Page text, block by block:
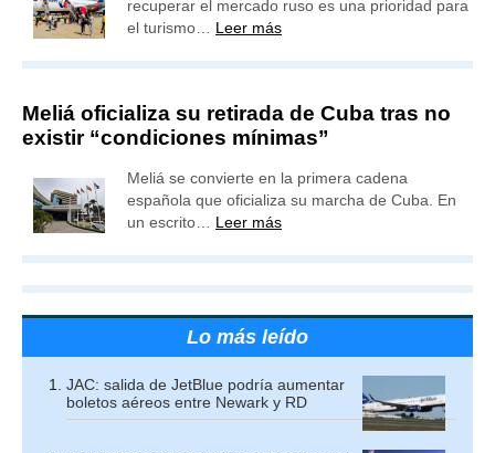
recuperar el mercado ruso es una prioridad para
el turismo… Leer más
Meliá oficializa su retirada de Cuba tras no
existir “condiciones mínimas”
Meliá se convierte en la primera cadena
española que oficializa su marcha de Cuba. En
un escrito… Leer más
Lo más leído
JAC: salida de JetBlue podría aumentar
boletos aéreos entre Newark y RD